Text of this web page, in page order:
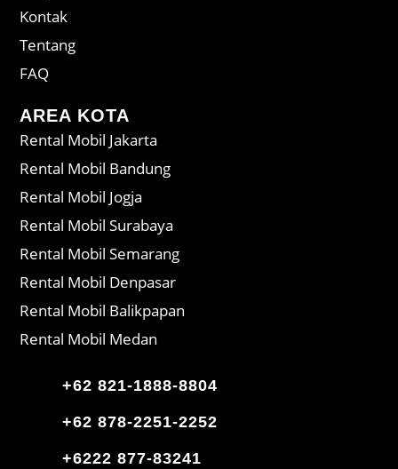
Kontak
Tentang
FAQ
AREA KOTA
Rental Mobil Jakarta
Rental Mobil Bandung
Rental Mobil Jogja
Rental Mobil Surabaya
Rental Mobil Semarang
Rental Mobil Denpasar
Rental Mobil Balikpapan
Rental Mobil Medan
+62 821-1888-8804
+62 878-2251-2252
+6222 877-83241